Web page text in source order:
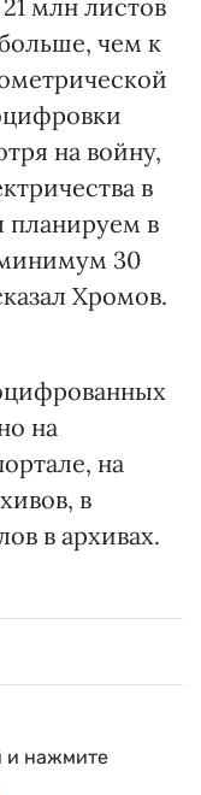
млн листов
чем к
на войну,
в
планируем в
30
Хромов.
на
на
в
в архивах.
и нажмите